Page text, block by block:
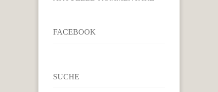
FACEBOOK
SUCHE